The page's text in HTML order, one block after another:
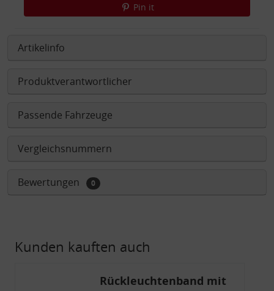
Pin it
Artikelinfo
Produktverantwortlicher
Passende Fahrzeuge
Vergleichsnummern
Bewertungen 0
Kunden kauften auch
Rückleuchtenband mit